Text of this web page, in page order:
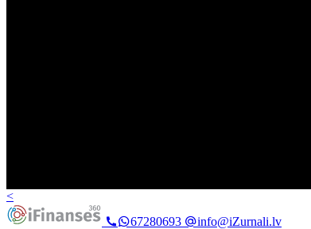
<
67280693
info@iZurnali.lv